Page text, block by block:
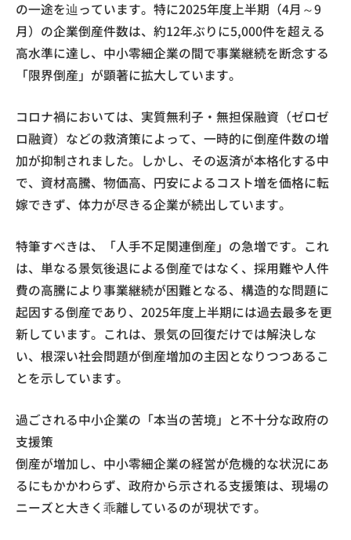
の一途を辿っています。特に2025年度上半期（4月～9
月）の企業倒産件数は、約12年ぶりに5,000件を超える
高水準に達し、中小零細企業の間で事業継続を断念する
「限界倒産」が顕著に拡大しています。
コロナ禍においては、実質無利子・無担保融資（ゼロゼ
ロ融資）などの救済策によって、一時的に倒産件数の増
加が抑制されました。しかし、その返済が本格化する中
で、資材高騰、物価高、円安によるコスト増を価格に転
嫁できず、体力が尽きる企業が続出しています。
特筆すべきは、「人手不足関連倒産」の急増です。これ
は、単なる景気後退による倒産ではなく、採用難や人件
費の高騰により事業継続が困難となる、構造的な問題に
起因する倒産であり、2025年度上半期には過去最多を更
新しています。これは、景気の回復だけでは解決しな
い、根深い社会問題が倒産増加の主因となりつつあるこ
とを示しています。
過ごされる中小企業の「本当の苦境」と不十分な政府の
支援策
倒産が増加し、中小零細企業の経営が危機的な状況にあ
るにもかかわらず、政府から示される支援策は、現場の
ニーズと大きく乖離しているのが現状です。